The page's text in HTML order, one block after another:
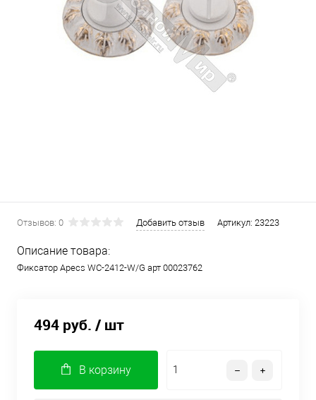
Отзывов: 0 Добавить отзыв Артикул: 23223
Описание товара:
Фиксатор Apecs WC-2412-W/G арт 00023762
494 руб. / шт
В корзину